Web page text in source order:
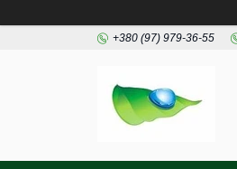
+380 (97) 979-36-55